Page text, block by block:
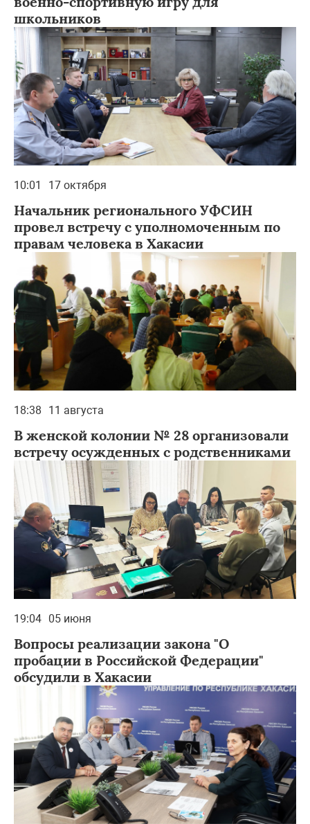
школьников
10:01 17 октября
Начальник регионального УФСИН
провел встречу с уполномоченным по
правам человека в Хакасии
18:38 11 августа
В женской колонии № 28 организовали
встречу осужденных с родственниками
19:04 05 июня
Вопросы реализации закона "О
пробации в Российской Федерации"
обсудили в Хакасии